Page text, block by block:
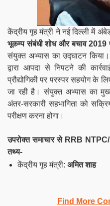
केंद्रीय गृह मंत्री ने नई दिल्ली में
भूकम्‍प संबंधी शोध और बचाव 2019
संयुक्त अभ्यास का उद्घाटन
द्वारा आपदा से निपटने की
प्रौद्योगिकी पर परस्‍पर सहयोग के
जा रही है। संयुक्त अभ्यास का
अंतर-सरकारी सहभागिता को
परीक्षण करना होगा।
उपरोक्त समाचार से RRB
तथ्य-
केंद्रीय गृह मंत्री: अमित शाह
Find More